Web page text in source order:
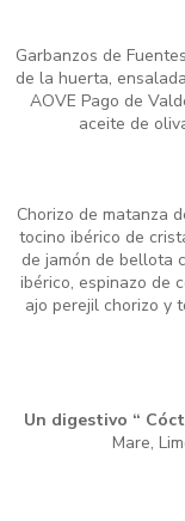
Garbanzos de
de la huerta,
AOVE Pago de
aceite de
Chorizo de matanza
tocino ibérico de
de jamón de bellota
ibérico, espinazo de
ajo perejil chorizo y
Un digestivo “
Mare,